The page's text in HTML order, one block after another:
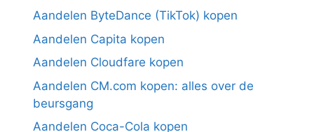
Aandelen ByteDance (TikTok) kopen
Aandelen Capita kopen
Aandelen Cloudfare kopen
Aandelen CM.com kopen: alles over de
beursgang
Aandelen Coca-Cola kopen